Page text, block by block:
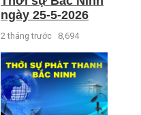
ngày 25-5-2026
2 tháng trước 8,694